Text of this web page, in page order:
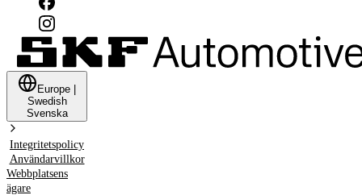
Europe
Swedish
Svenska
Integritetspolicy
Användarvillkor
Webbplatsens
ägare